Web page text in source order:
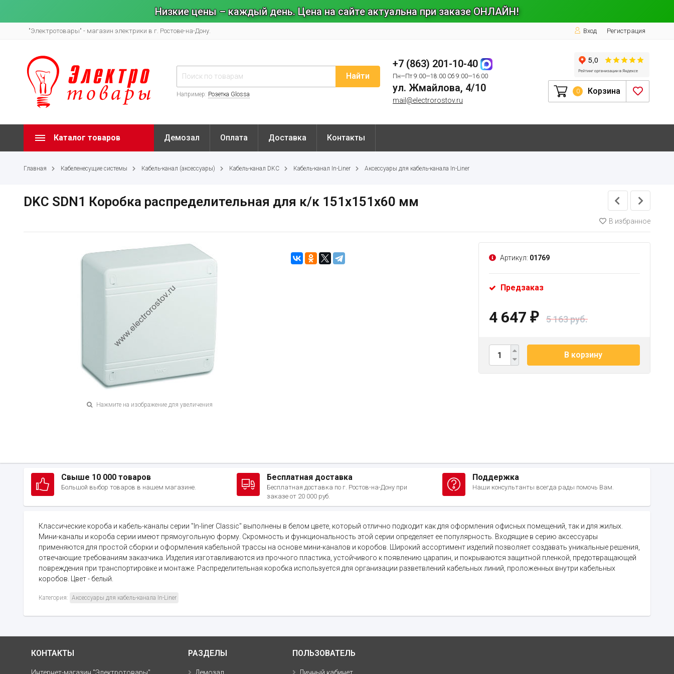
Низкие цены – каждый день. Цена на сайте актуальна при заказе ОНЛАЙН!
"Электротовары" - магазин электрики в г. Ростове-на-Дону. Вход Регистрация
Найти
Например: Розетка Glossa
+7 (863) 201-10-40
Пн—Пт 9:00—18:00 Сб 9:00—16:00
ул. Жмайлова, 4/10
mail@electrorostov.ru
0 Корзина
Каталог товаров Демозал Оплата Доставка Контакты
Главная Кабеленесущие системы Кабель-канал (аксессуары) Кабель-канал DKC Кабель-канал In-Liner Аксессуары для кабель-канала In-Liner
DKC SDN1 Коробка распределительная для к/к 151х151х60 мм
В избранное
Нажмите на изображение для увеличения
Артикул: 01769
Предзаказ
4 647 ₽ 5 163 руб.
В корзину
Свыше 10 000 товаров
Большой выбор товаров в нашем магазине.
Бесплатная доставка
Бесплатная доставка по г. Ростов-на-Дону при
заказе от 20 000 руб.
Поддержка
Наши консультанты всегда рады помочь Вам.
Классические короба и кабель-каналы серии "In-liner Classic" выполнены в белом цвете, который отлично подходит как для оформления офисных помещений, так и для жилых.
Мини-каналы и короба серии имеют прямоугольную форму. Скромность и функциональность этой серии определяет ее популярность. Входящие в серию аксессуары
применяются для простой сборки и оформления кабельной трассы на основе мини-каналов и коробов. Широкий ассортимент изделий позволяет создавать уникальные решения,
отвечающие требованиям заказчика. Изделия изготавливаются из прочного пластика, устойчивого к появлению царапин, и покрываются защитной пленкой, предотвращающей
повреждения при транспортировке и монтаже. Распределительная коробка используется для организации разветвлений кабельных линий, проложенных внутри кабельных
коробов. Цвет - белый.
Категория: Аксессуары для кабель-канала In-Liner
КОНТАКТЫ РАЗДЕЛЫ ПОЛЬЗОВАТЕЛЬ